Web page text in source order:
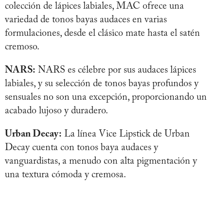
colección de lápices labiales, MAC ofrece una
variedad de tonos bayas audaces en varias
formulaciones, desde el clásico mate hasta el satén
cremoso.
NARS: NARS es célebre por sus audaces lápices
labiales, y su selección de tonos bayas profundos y
sensuales no son una excepción, proporcionando un
acabado lujoso y duradero.
Urban Decay: La línea Vice Lipstick de Urban
Decay cuenta con tonos baya audaces y
vanguardistas, a menudo con alta pigmentación y
una textura cómoda y cremosa.